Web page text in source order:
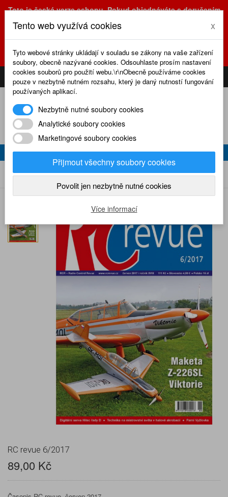
Toto je česká verze eshopu. Pokud objednáváte s doručením
(sk.eshop.rcrevue.cz - kliknutím na slovenskou vlajku)
POZOR ZMĚNA : výdejní místo a kancelář jsou nyní na adrese
Olšanská 3, Praha 3, tel. (+420) 222 723 388, 774 777 794.
CS
SK PŘIHLÁSIT KOŠÍK
RC REVUE 6/2017
Home Naše časopisy RC revue 2017 RC revue 6/2017
RC revue 6/2017
89,00 Kč
Tento web využívá cookies x
Tyto webové stránky ukládají v souladu se zákony na vaše zařízení
soubory, obecně nazývané cookies. Odsouhlaste prosím nastavení
cookies souborů pro použití webu.\r\nObecně používáme cookies
pouze v nezbytně nutném rozsahu, který je daný nutností fungování
používaných aplikací.
Nezbytně nutné soubory cookies
Analytické soubory cookies
Marketingové soubory cookies
Přijmout všechny soubory cookies
Povolit jen nezbytně nutné cookies
Více informací